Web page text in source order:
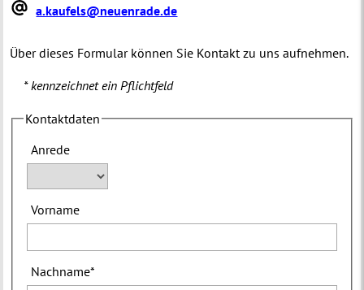
a.kaufels@neuenrade.de
Über dieses Formular können Sie Kontakt zu uns aufnehmen.
* kennzeichnet ein Pflichtfeld
Kontaktdaten
Anrede
Vorname
Nachname*